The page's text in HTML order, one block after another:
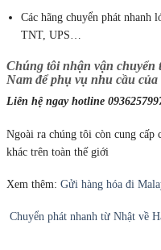
Các hãng chuyển phát
TNT, UPS…
Chúng tôi nhận vận
Nam để phụ vụ nhu cầu
Liên hệ ngay hotline
Ngoài ra chúng tôi còn cung cấp
khác trên toàn thế giới
Xem thêm: Gửi hàng hóa đi
Chuyển phát nhanh từ Nhật về